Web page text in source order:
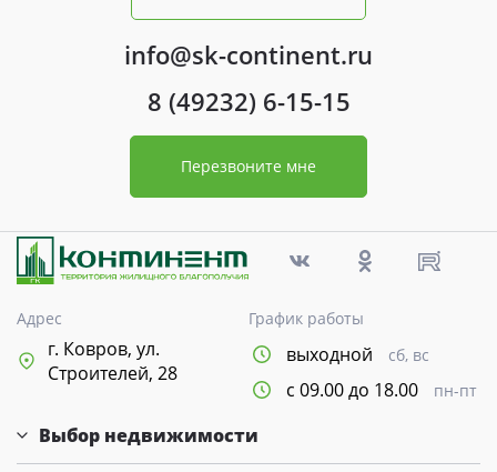
info@sk-continent.ru
8 (49232) 6-15-15
Перезвоните мне
Адрес
г. Ковров, ул.
Строителей, 28
График работы
выходной сб, вс
с 09.00 до 18.00 пн-пт
Выбор недвижимости